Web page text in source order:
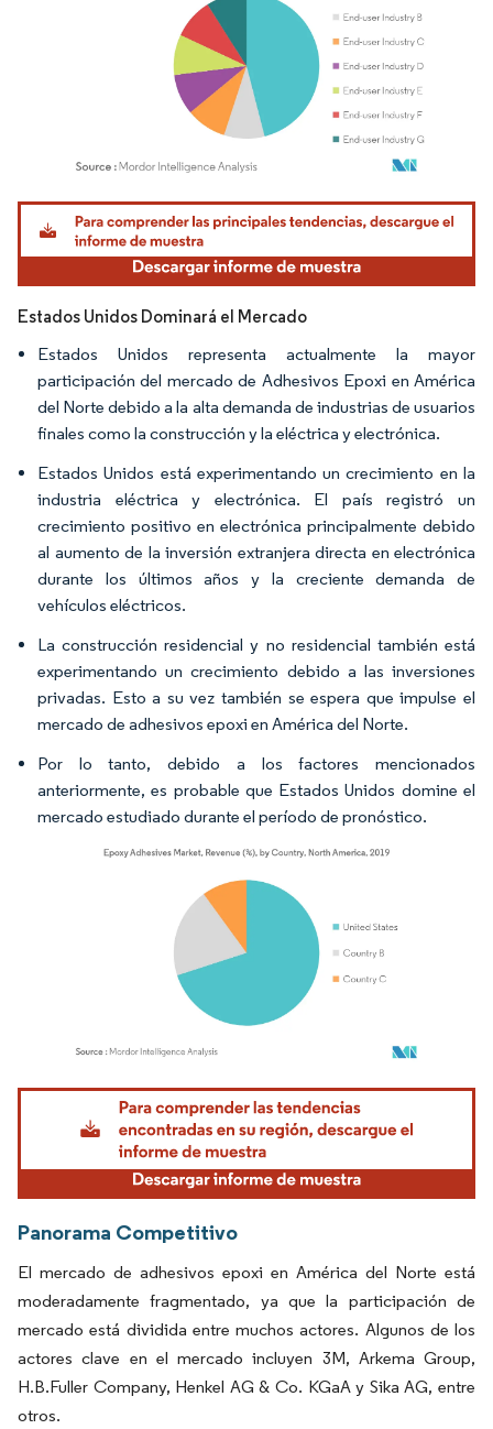
Imagen © Mordor Intelligence. El uso requiere atribución según CC BY 4.0.
Estados Unidos Dominará el Mercado
Estados Unidos representa actualmente la mayor
participación del mercado de Adhesivos Epoxi en América
del Norte debido a la alta demanda de industrias de usuarios
finales como la construcción y la eléctrica y electrónica.
Estados Unidos está experimentando un crecimiento en la
industria eléctrica y electrónica. El país registró un
crecimiento positivo en electrónica principalmente debido
al aumento de la inversión extranjera directa en electrónica
durante los últimos años y la creciente demanda de
vehículos eléctricos.
La construcción residencial y no residencial también está
experimentando un crecimiento debido a las inversiones
privadas. Esto a su vez también se espera que impulse el
mercado de adhesivos epoxi en América del Norte.
Por lo tanto, debido a los factores mencionados
anteriormente, es probable que Estados Unidos domine el
mercado estudiado durante el período de pronóstico.
Imagen © Mordor Intelligence. El uso requiere atribución según CC BY 4.0.
Panorama Competitivo
El mercado de adhesivos epoxi en América del Norte está
moderadamente fragmentado, ya que la participación de
mercado está dividida entre muchos actores. Algunos de los
actores clave en el mercado incluyen 3M, Arkema Group,
H.B.Fuller Company, Henkel AG & Co. KGaA y Sika AG, entre
otros.